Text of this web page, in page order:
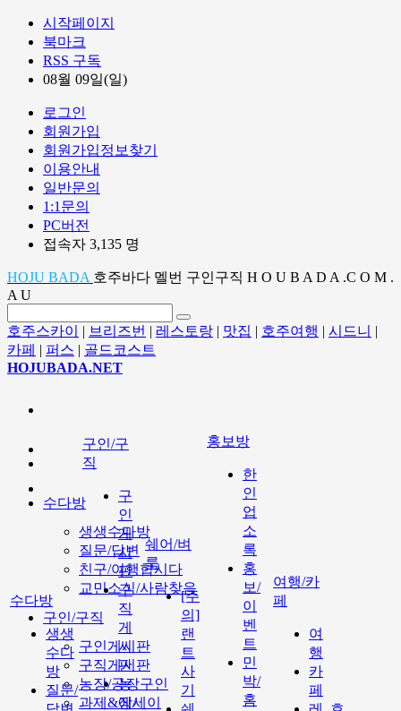
시작페이지
북마크
RSS 구독
08월 09일(일)
로그인
회원가입
회원가입정보찾기
이용안내
일반문의
1:1문의
PC버전
접속자 3,135 명
HOJU BADA 호주바다 멜번 구인구직 H O U B A D A .C O M .
A U
호주스카이 | 브리즈번 | 레스토랑 | 맛집 | 호주여행 | 시드니 |
카페 | 퍼스 | 골드코스트
HOJUBADA.NET
수다방
생생수다방
질문/답변
친구/여행합시다
교민소식/사람찾음
구인/구직
구인게시판
구직게시판
농장/공장구인
과제&에세이
수다방
생생
수다
방
질문/
구인/구
직
구
인
게
시
판
구
직
게
시
판
농
장/
쉐어/벼
룩
[주
의]
랜
트
사
기
홍보방
한
인
업
소
록
홍
보/
이
벤
트
민
박/
홈
여행/카
페
여
행
카
페